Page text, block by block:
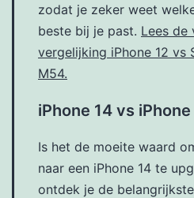
zodat je zeker weet
beste bij je past. Lees de
vergelijking iPhone 12 vs
M54.
iPhone 14 vs iPhone
Is het de moeite waard
naar een iPhone 14 te
ontdek je de